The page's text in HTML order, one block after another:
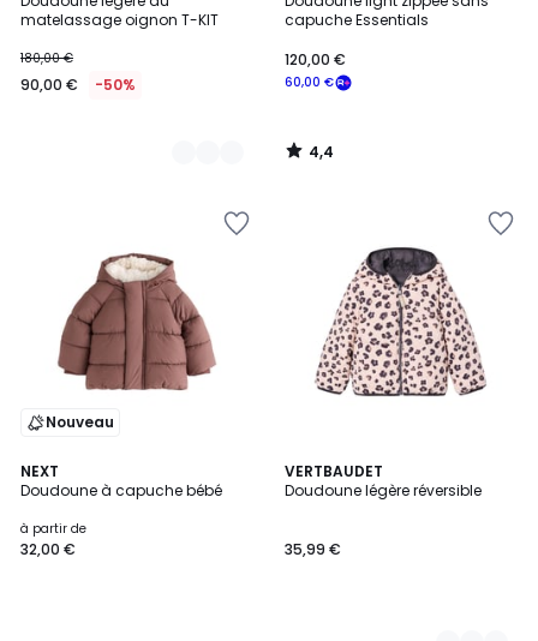
matelassage oignon T-KIT
180,00 €
90,00 € -50%
Couleurs
capuche Essentials
60,00 €
120,00 €
4,4
/
Nouveau
NEXT
Doudoune à capuche bébé
à partir de
32,00 €
VERTBAUDET
Doudoune légère réversible
35,99 €
3
Couleurs